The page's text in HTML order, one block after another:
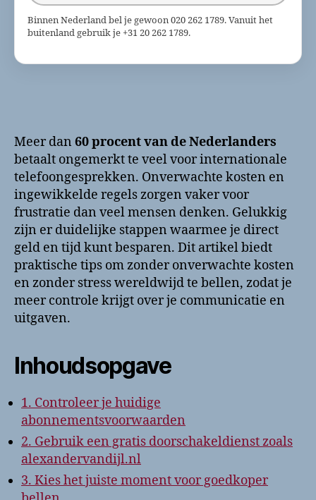
Binnen Nederland bel je gewoon 020 262 1789. Vanuit het
buitenland gebruik je +31 20 262 1789.
Meer dan 60 procent van de Nederlanders
betaalt ongemerkt te veel voor internationale
telefoongesprekken. Onverwachte kosten en
ingewikkelde regels zorgen vaker voor
frustratie dan veel mensen denken. Gelukkig
zijn er duidelijke stappen waarmee je direct
geld en tijd kunt besparen. Dit artikel biedt
praktische tips om zonder onverwachte kosten
en zonder stress wereldwijd te bellen, zodat je
meer controle krijgt over je communicatie en
uitgaven.
Inhoudsopgave
1. Controleer je huidige
abonnementsvoorwaarden
2. Gebruik een gratis doorschakeldienst zoals
alexandervandijl.nl
3. Kies het juiste moment voor goedkoper